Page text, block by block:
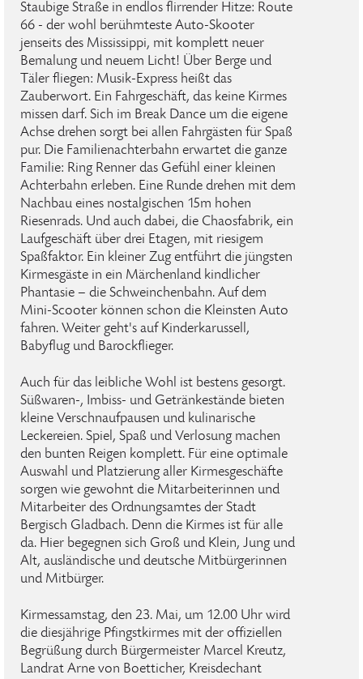
Staubige Straße in endlos flirrender Hitze: Route
66 - der wohl berühmteste Auto-Skooter
jenseits des Mississippi, mit komplett neuer
Bemalung und neuem Licht! Über Berge und
Täler fliegen: Musik-Express heißt das
Zauberwort. Ein Fahrgeschäft, das keine Kirmes
missen darf. Sich im Break Dance um die eigene
Achse drehen sorgt bei allen Fahrgästen für Spaß
pur. Die Familienachterbahn erwartet die ganze
Familie: Ring Renner das Gefühl einer kleinen
Achterbahn erleben. Eine Runde drehen mit dem
Nachbau eines nostalgischen 15m hohen
Riesenrads. Und auch dabei, die Chaosfabrik, ein
Laufgeschäft über drei Etagen, mit riesigem
Spaßfaktor. Ein kleiner Zug entführt die jüngsten
Kirmesgäste in ein Märchenland kindlicher
Phantasie – die Schweinchenbahn. Auf dem
Mini-Scooter können schon die Kleinsten Auto
fahren. Weiter geht's auf Kinderkarussell,
Babyflug und Barockflieger.
Auch für das leibliche Wohl ist bestens gesorgt.
Süßwaren-, Imbiss- und Getränkestände bieten
kleine Verschnaufpausen und kulinarische
Leckereien. Spiel, Spaß und Verlosung machen
den bunten Reigen komplett. Für eine optimale
Auswahl und Platzierung aller Kirmesgeschäfte
sorgen wie gewohnt die Mitarbeiterinnen und
Mitarbeiter des Ordnungsamtes der Stadt
Bergisch Gladbach. Denn die Kirmes ist für alle
da. Hier begegnen sich Groß und Klein, Jung und
Alt, ausländische und deutsche Mitbürgerinnen
und Mitbürger.
Kirmessamstag, den 23. Mai, um 12.00 Uhr wird
die diesjährige Pfingstkirmes mit der offiziellen
Begrüßung durch Bürgermeister Marcel Kreutz,
Landrat Arne von Boetticher, Kreisdechant